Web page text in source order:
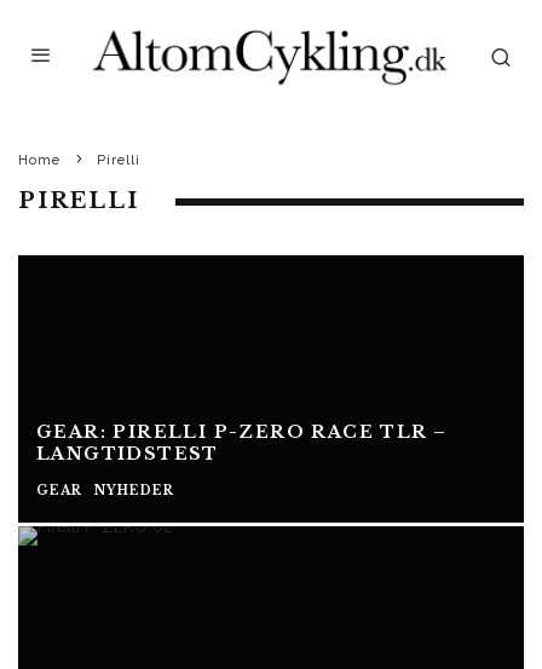
Home Pirelli
PIRELLI
GEAR: PIRELLI P-ZERO RACE TLR –
LANGTIDSTEST
GEAR NYHEDER